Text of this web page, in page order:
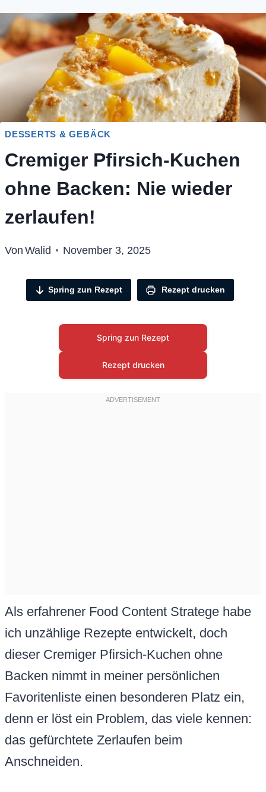
DESSERTS & GEBÄCK
Cremiger Pfirsich-Kuchen
ohne Backen: Nie wieder
zerlaufen!
Von Walid November 3, 2025
Spring zun Rezept Rezept drucken
Spring zun Rezept
Rezept drucken
Als erfahrener Food Content Stratege habe
ich unzählige Rezepte entwickelt, doch
dieser Cremiger Pfirsich-Kuchen ohne
Backen nimmt in meiner persönlichen
Favoritenliste einen besonderen Platz ein,
denn er löst ein Problem, das viele kennen:
das gefürchtete Zerlaufen beim
Anschneiden.